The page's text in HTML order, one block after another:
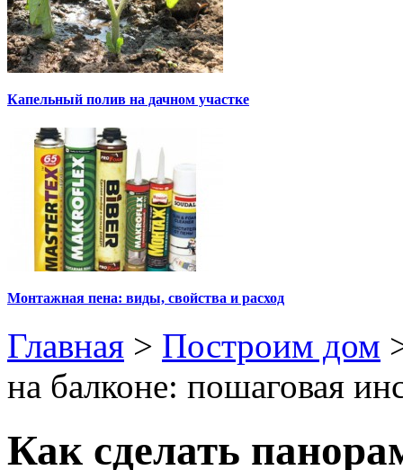
Капельный полив на дачном участке
Монтажная пена: виды, свойства и расход
Главная > Построим дом
на балконе: пошаговая
Как сделать